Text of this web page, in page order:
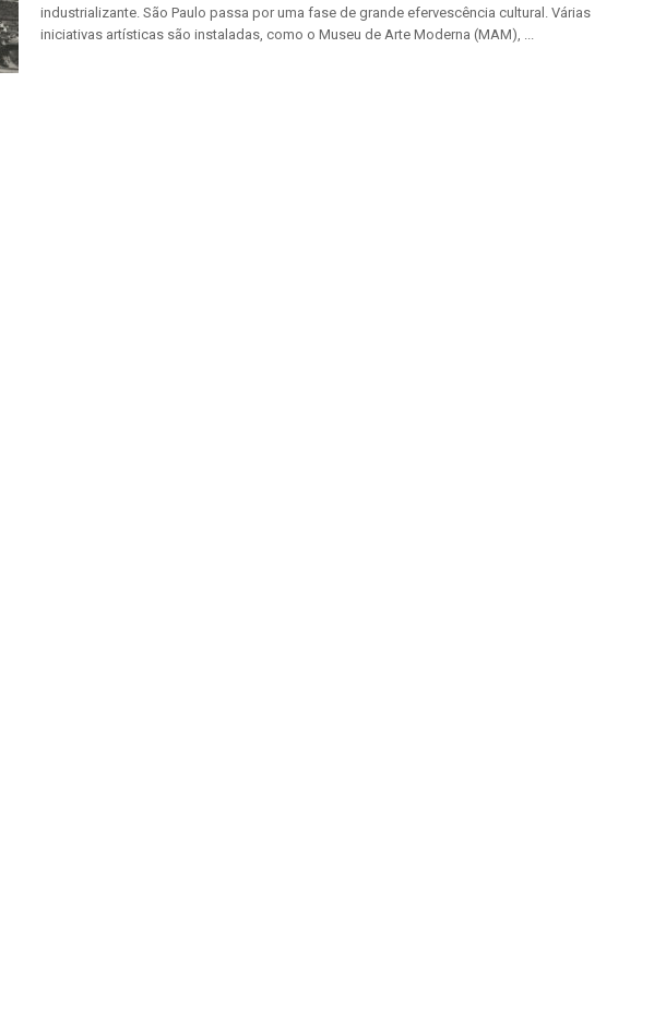
industrializante. São Paulo passa por uma fase de grande efervescência cultural. Várias
iniciativas artísticas são instaladas, como o Museu de Arte Moderna (MAM), ...